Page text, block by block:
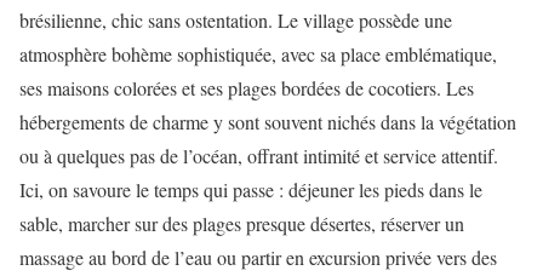
brésilienne, chic sans ostentation. Le village possède une
atmosphère bohème sophistiquée, avec sa place emblématique,
ses maisons colorées et ses plages bordées de cocotiers. Les
hébergements de charme y sont souvent nichés dans la végétation
ou à quelques pas de l’océan, offrant intimité et service attentif.
Ici, on savoure le temps qui passe : déjeuner les pieds dans le
sable, marcher sur des plages presque désertes, réserver un
massage au bord de l’eau ou partir en excursion privée vers des